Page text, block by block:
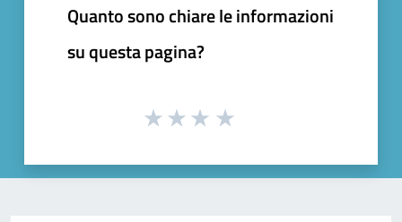
Quanto sono chiare le informazioni
su questa pagina?